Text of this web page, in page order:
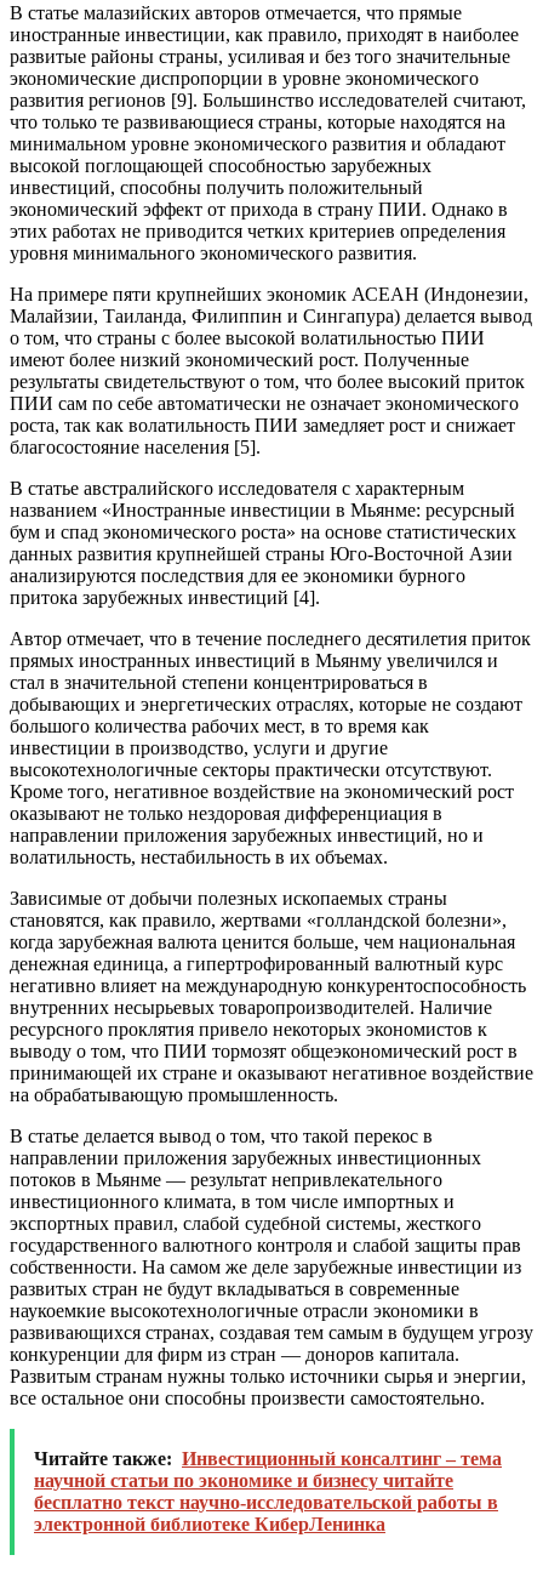
В статье малазийских авторов отмечается, что прямые
иностранные инвестиции, как правило, приходят в наиболее
развитые районы страны, усиливая и без того значительные
экономические диспропорции в уровне экономического
развития регионов [9]. Большинство исследователей считают,
что только те развивающиеся страны, которые находятся на
минимальном уровне экономического развития и обладают
высокой поглощающей способностью зарубежных
инвестиций, способны получить положительный
экономический эффект от прихода в страну ПИИ. Однако в
этих работах не приводится четких критериев определения
уровня минимального экономического развития.
На примере пяти крупнейших экономик АСЕАН (Индонезии,
Малайзии, Таиланда, Филиппин и Сингапура) делается вывод
о том, что страны с более высокой волатильностью ПИИ
имеют более низкий экономический рост. Полученные
результаты свидетельствуют о том, что более высокий приток
ПИИ сам по себе автоматически не означает экономического
роста, так как волатильность ПИИ замедляет рост и снижает
благосостояние населения [5].
В статье австралийского исследователя с характерным
названием «Иностранные инвестиции в Мьянме: ресурсный
бум и спад экономического роста» на основе статистических
данных развития крупнейшей страны Юго-Восточной Азии
анализируются последствия для ее экономики бурного
притока зарубежных инвестиций [4].
Автор отмечает, что в течение последнего десятилетия приток
прямых иностранных инвестиций в Мьянму увеличился и
стал в значительной степени концентрироваться в
добывающих и энергетических отраслях, которые не создают
большого количества рабочих мест, в то время как
инвестиции в производство, услуги и другие
высокотехнологичные секторы практически отсутствуют.
Кроме того, негативное воздействие на экономический рост
оказывают не только нездоровая дифференциация в
направлении приложения зарубежных инвестиций, но и
волатильность, нестабильность в их объемах.
Зависимые от добычи полезных ископаемых страны
становятся, как правило, жертвами «голландской болезни»,
когда зарубежная валюта ценится больше, чем национальная
денежная единица, а гипертрофированный валютный курс
негативно влияет на международную конкурентоспособность
внутренних несырьевых товаропроизводителей. Наличие
ресурсного проклятия привело некоторых экономистов к
выводу о том, что ПИИ тормозят общеэкономический рост в
принимающей их стране и оказывают негативное воздействие
на обрабатывающую промышленность.
В статье делается вывод о том, что такой перекос в
направлении приложения зарубежных инвестиционных
потоков в Мьянме — результат непривлекательного
инвестиционного климата, в том числе импортных и
экспортных правил, слабой судебной системы, жесткого
государственного валютного контроля и слабой защиты прав
собственности. На самом же деле зарубежные инвестиции из
развитых стран не будут вкладываться в современные
наукоемкие высокотехнологичные отрасли экономики в
развивающихся странах, создавая тем самым в будущем угрозу
конкуренции для фирм из стран — доноров капитала.
Развитым странам нужны только источники сырья и энергии,
все остальное они способны произвести самостоятельно.
Читайте также: Инвестиционный консалтинг – тема
научной статьи по экономике и бизнесу читайте
бесплатно текст научно-исследовательской работы в
электронной библиотеке КиберЛенинка